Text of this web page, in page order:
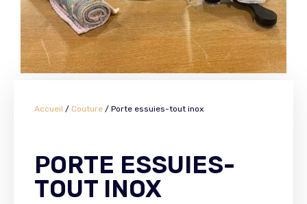
Accueil / Couture / Porte essuies-tout inox
PORTE ESSUIES-
TOUT INOX